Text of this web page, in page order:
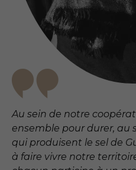
Au sein de notre
ensemble pour durer, au
qui produisent le sel de
à faire vivre notre